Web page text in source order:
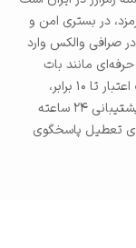
در بستری امن و
صرافی والکس وارد
حرفه‌ای مانند بات
معامله‌گر، استاپ لاس و معاملات تعهدی با ضریب اعتبار تا ۱۰ برابر،
همیشه یک گام جلوتر از سایر معامله‌گران باشید. پشتیبانی ۲۴ ساعته
تعطیل پاسخگوی